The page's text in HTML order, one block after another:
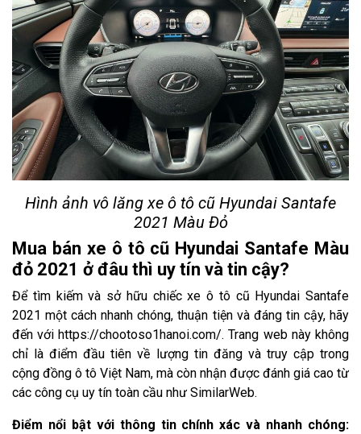
Hình ảnh vô lăng xe ô tô cũ Hyundai Santafe
2021 Màu Đỏ
Mua bán xe ô tô cũ Hyundai Santafe Màu
đỏ 2021 ở đâu thì uy tín và tin cậy?
Để tìm kiếm và sở hữu chiếc xe ô tô cũ Hyundai Santafe
2021 một cách nhanh chóng, thuận tiện và đáng tin cậy, hãy
đến với https://chootoso1hanoi.com/. Trang web này không
chỉ là điểm đầu tiên về lượng tin đăng và truy cập trong
cộng đồng ô tô Việt Nam, mà còn nhận được đánh giá cao từ
các công cụ uy tín toàn cầu như SimilarWeb.
Điểm nổi bật với thông tin chính xác và nhanh chóng: